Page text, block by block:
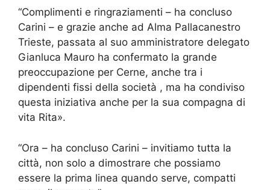
“Complimenti e ringraziamenti – ha concluso
Carini – e grazie anche ad Alma Pallacanestro
Trieste, passata al suo amministratore delegato
Gianluca Mauro ha confermato la grande
preoccupazione per Cerne, anche tra i
dipendenti fissi della società , ma ha condiviso
questa iniziativa anche per la sua compagna di
vita Rita».
“Ora – ha concluso Carini – invitiamo tutta la
città, non solo a dimostrare che possiamo
essere la prima linea quando serve, compatti